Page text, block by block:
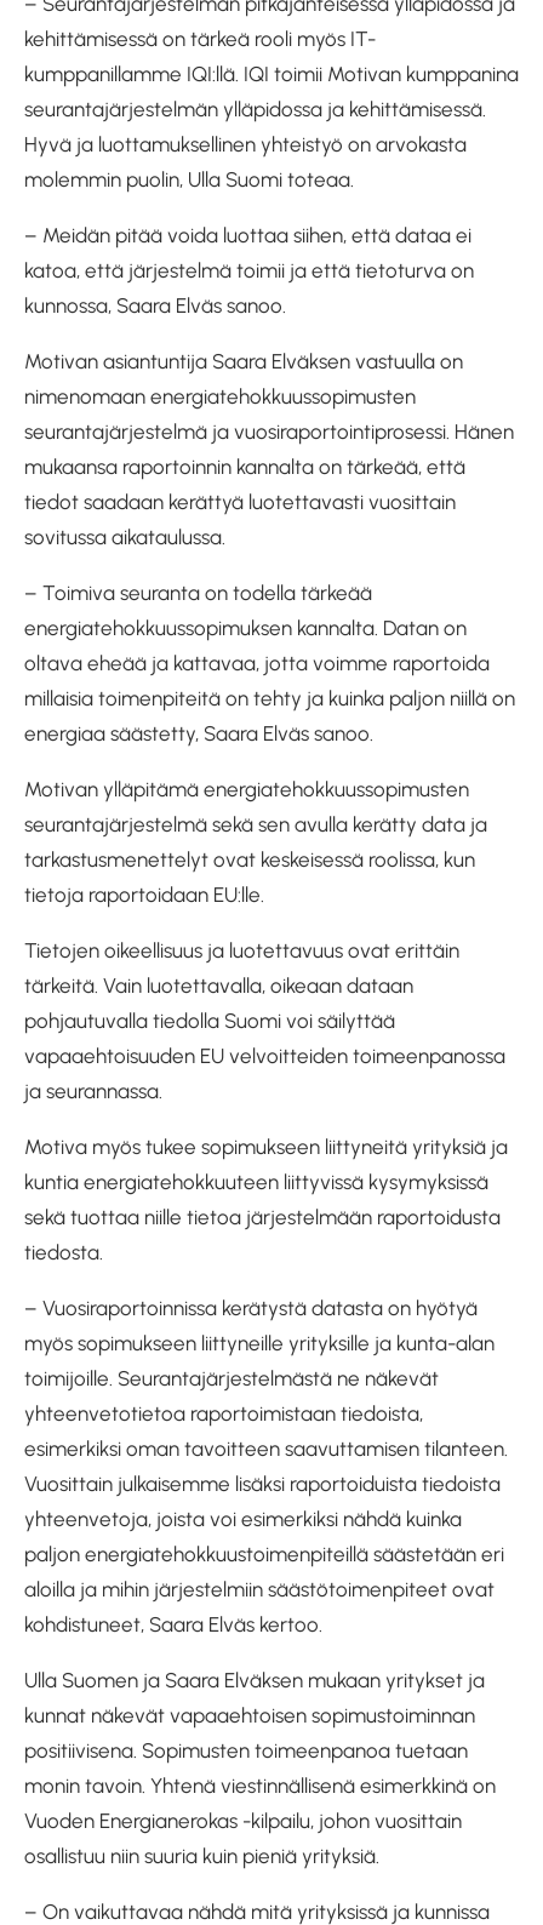
kehittämisessä on tärkeä rooli myös IT-
kumppanillamme IQI:llä. IQI toimii Motivan kumppanina
seurantajärjestelmän ylläpidossa ja kehittämisessä.
Hyvä ja luottamuksellinen yhteistyö on arvokasta
molemmin puolin, Ulla Suomi toteaa.
– Meidän pitää voida luottaa siihen, että dataa ei
katoa, että järjestelmä toimii ja että tietoturva on
kunnossa, Saara Elväs sanoo.
Motivan asiantuntija Saara Elväksen vastuulla on
nimenomaan energiatehokkuussopimusten
seurantajärjestelmä ja vuosiraportointiprosessi. Hänen
mukaansa raportoinnin kannalta on tärkeää, että
tiedot saadaan kerättyä luotettavasti vuosittain
sovitussa aikataulussa.
– Toimiva seuranta on todella tärkeää
energiatehokkuussopimuksen kannalta. Datan on
oltava eheää ja kattavaa, jotta voimme raportoida
millaisia toimenpiteitä on tehty ja kuinka paljon niillä on
energiaa säästetty, Saara Elväs sanoo.
Motivan ylläpitämä energiatehokkuussopimusten
seurantajärjestelmä sekä sen avulla kerätty data ja
tarkastusmenettelyt ovat keskeisessä roolissa, kun
tietoja raportoidaan EU:lle.
Tietojen oikeellisuus ja luotettavuus ovat erittäin
tärkeitä. Vain luotettavalla, oikeaan dataan
pohjautuvalla tiedolla Suomi voi säilyttää
vapaaehtoisuuden EU velvoitteiden toimeenpanossa
ja seurannassa.
Motiva myös tukee sopimukseen liittyneitä yrityksiä ja
kuntia energiatehokkuuteen liittyvissä kysymyksissä
sekä tuottaa niille tietoa järjestelmään raportoidusta
tiedosta.
– Vuosiraportoinnissa kerätystä datasta on hyötyä
myös sopimukseen liittyneille yrityksille ja kunta-alan
toimijoille. Seurantajärjestelmästä ne näkevät
yhteenvetotietoa raportoimistaan tiedoista,
esimerkiksi oman tavoitteen saavuttamisen tilanteen.
Vuosittain julkaisemme lisäksi raportoiduista tiedoista
yhteenvetoja, joista voi esimerkiksi nähdä kuinka
paljon energiatehokkuustoimenpiteillä säästetään eri
aloilla ja mihin järjestelmiin säästötoimenpiteet ovat
kohdistuneet, Saara Elväs kertoo.
Ulla Suomen ja Saara Elväksen mukaan yritykset ja
kunnat näkevät vapaaehtoisen sopimustoiminnan
positiivisena. Sopimusten toimeenpanoa tuetaan
monin tavoin. Yhtenä viestinnällisenä esimerkkinä on
Vuoden Energianerokas -kilpailu, johon vuosittain
osallistuu niin suuria kuin pieniä yrityksiä.
– On vaikuttavaa nähdä mitä yrityksissä ja kunnissa